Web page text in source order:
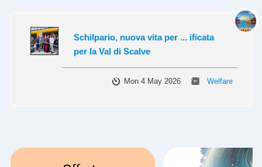
Schilpario, nuova vita per ... ificata
per la Val di Scalve
Mon 4 May 2026 Welfare